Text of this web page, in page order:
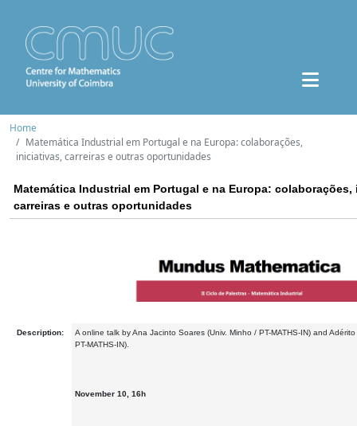
Home
Matemática Industrial em Portugal e na Europa: colaborações,
iniciativas, carreiras e outras oportunidades
Matemática Industrial em Portugal e na Europa:
carreiras e outras oportunidades
Description:
A online talk by Ana Jacinto Soares (Univ. Minho / PT-MATHS-IN) and Adérito
PT-MATHS-IN).
November 10, 16h